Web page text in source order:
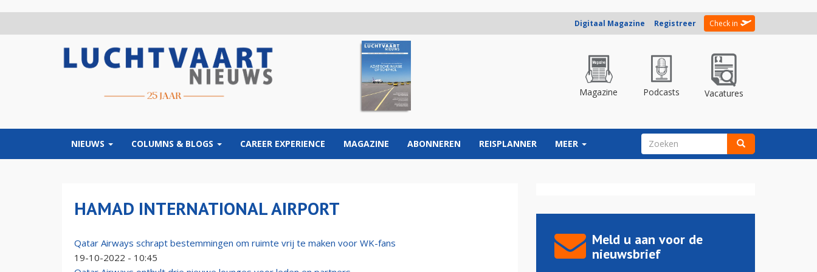
Digitaal Magazine Registreer Check in
Magazine Podcasts Vacatures
NIEUWS COLUMNS & BLOGS CAREER EXPERIENCE MAGAZINE ABONNEREN REISPLANNER MEER ZOEKVELD
HAMAD INTERNATIONAL AIRPORT
Qatar Airways schrapt bestemmingen om ruimte vrij te maken voor WK-fans
19-10-2022 - 10:45
Meld u aan voor de
nieuwsbrief